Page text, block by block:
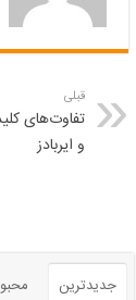
قبلی
تفاوت‌های
و ایربادز
جدیدترین